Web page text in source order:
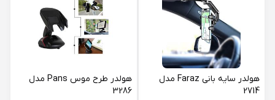
هولدر سایه بانی Faraz مدل
2714
هولدر طرح موس Pans مدل
3286